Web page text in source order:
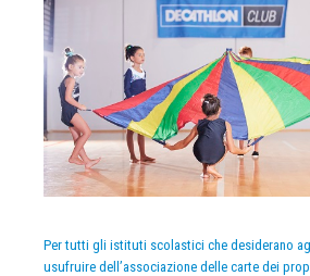
Per tutti gli istituti scolastici che desiderano
usufruire dell’associazione delle carte dei